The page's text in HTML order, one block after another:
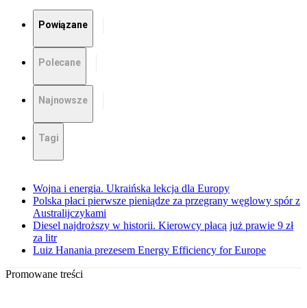
Powiązane
Polecane
Najnowsze
Tagi
Wojna i energia. Ukraińska lekcja dla Europy
Polska płaci pierwsze pieniądze za przegrany węglowy spór z
Australijczykami
Diesel najdroższy w historii. Kierowcy płacą już prawie 9 zł
za litr
Luiz Hanania prezesem Energy Efficiency for Europe
Promowane treści